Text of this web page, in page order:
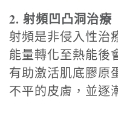
2. 射頻凹凸洞治療
射頻是非侵入性治
能量轉化至熱能後
有助激活肌底膠原
不平的皮膚，並逐